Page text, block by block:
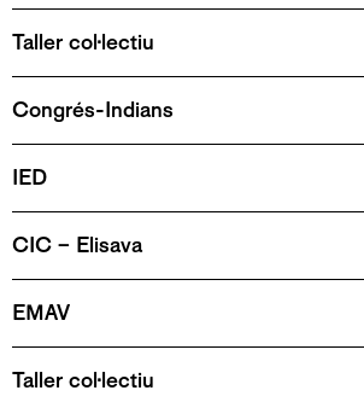
Taller col·lectiu
Congrés-Indians
IED
CIC – Elisava
EMAV
Taller col·lectiu